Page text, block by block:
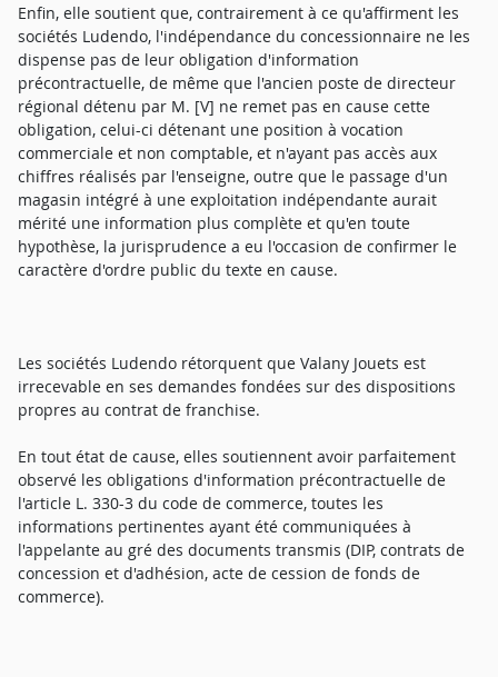
Enfin, elle soutient que, contrairement à ce qu'affirment les
sociétés Ludendo, l'indépendance du concessionnaire ne les
dispense pas de leur obligation d'information
précontractuelle, de même que l'ancien poste de directeur
régional détenu par M. [V] ne remet pas en cause cette
obligation, celui-ci détenant une position à vocation
commerciale et non comptable, et n'ayant pas accès aux
chiffres réalisés par l'enseigne, outre que le passage d'un
magasin intégré à une exploitation indépendante aurait
mérité une information plus complète et qu'en toute
hypothèse, la jurisprudence a eu l'occasion de confirmer le
caractère d'ordre public du texte en cause.
Les sociétés Ludendo rétorquent que Valany Jouets est
irrecevable en ses demandes fondées sur des dispositions
propres au contrat de franchise.
En tout état de cause, elles soutiennent avoir parfaitement
observé les obligations d'information précontractuelle de
l'article L. 330-3 du code de commerce, toutes les
informations pertinentes ayant été communiquées à
l'appelante au gré des documents transmis (DIP, contrats de
concession et d'adhésion, acte de cession de fonds de
commerce).